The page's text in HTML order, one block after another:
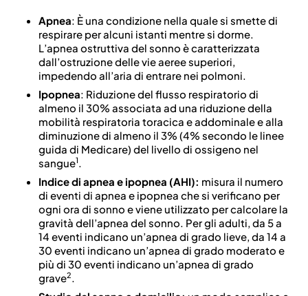
Apnea: È una condizione nella quale si smette di
respirare per alcuni istanti mentre si dorme.
L’apnea ostruttiva del sonno è caratterizzata
dall’ostruzione delle vie aeree superiori,
impedendo all’aria di entrare nei polmoni.
Ipopnea: Riduzione del flusso respiratorio di
almeno il 30% associata ad una riduzione della
mobilità respiratoria toracica e addominale e alla
diminuzione di almeno il 3% (4% secondo le linee
guida di Medicare) del livello di ossigeno nel
sangue1.
Indice di apnea e ipopnea (AHI): misura il numero
di eventi di apnea e ipopnea che si verificano per
ogni ora di sonno e viene utilizzato per calcolare la
gravità dell’apnea del sonno. Per gli adulti, da 5 a
14 eventi indicano un’apnea di grado lieve, da 14 a
30 eventi indicano un’apnea di grado moderato e
più di 30 eventi indicano un’apnea di grado
grave2.